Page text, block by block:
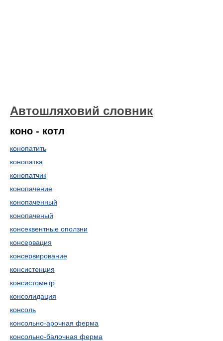
Автошляховий словник
коно - котл
конопатить
конопатка
конопатчик
конопачение
конопаченный
конопаченый
консеквентные оползни
консервация
консервирование
консистенция
консистометр
консолидация
консоль
консольно-арочная ферма
консольно-балочная ферма